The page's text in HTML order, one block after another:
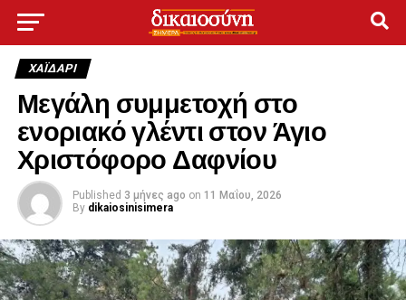
ΧΑΪΔΑΡΙ
Μεγάλη συμμετοχή στο
ενοριακό γλέντι στον Άγιο
Χριστόφορο Δαφνίου
Published 3 μήνες ago on 11 Μαΐου, 2026
By dikaiosinisimera